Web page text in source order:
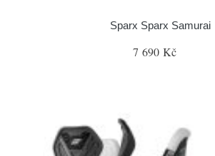
Sparx Sparx Samurai
7 690 Kč